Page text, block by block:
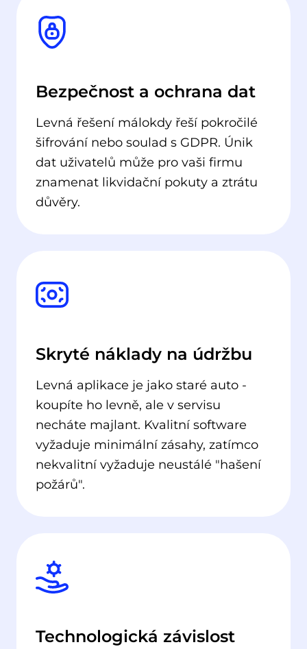
Bezpečnost a ochrana dat
Levná řešení málokdy řeší pokročilé
šifrování nebo soulad s GDPR. Únik
dat uživatelů může pro vaši firmu
znamenat likvidační pokuty a ztrátu
důvěry.
Skryté náklady na údržbu
Levná aplikace je jako staré auto -
koupíte ho levně, ale v servisu
necháte majlant. Kvalitní software
vyžaduje minimální zásahy, zatímco
nekvalitní vyžaduje neustálé "hašení
požárů".
Technologická závislost